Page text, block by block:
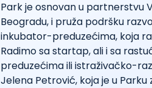
Park je osnovan u partnerstvu
Beogradu, i pruža podršku
inkubator-preduzećima, koja
Radimo sa startap, ali i sa
preduzećima ili istraživačko-
Jelena Petrović, koja je u